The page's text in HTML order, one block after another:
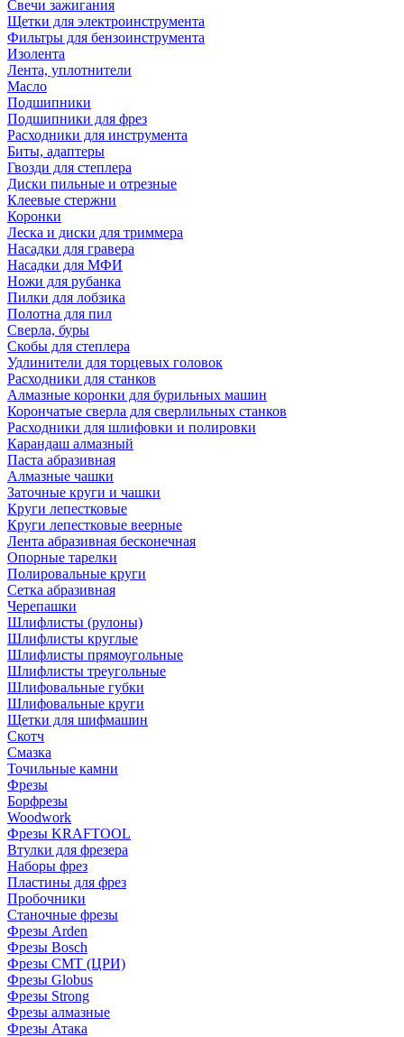
Свечи зажигания
Щетки для электроинструмента
Фильтры для бензоинструмента
Изолента
Лента, уплотнители
Масло
Подшипники
Подшипники для фрез
Расходники для инструмента
Биты, адаптеры
Гвозди для степлера
Диски пильные и отрезные
Клеевые стержни
Коронки
Леска и диски для триммера
Насадки для гравера
Насадки для МФИ
Ножи для рубанка
Пилки для лобзика
Полотна для пил
Сверла, буры
Скобы для степлера
Удлинители для торцевых головок
Расходники для станков
Алмазные коронки для бурильных машин
Корончатые сверла для сверлильных станков
Расходники для шлифовки и полировки
Карандаш алмазный
Паста абразивная
Алмазные чашки
Заточные круги и чашки
Круги лепестковые
Круги лепестковые веерные
Лента абразивная бесконечная
Опорные тарелки
Полировальные круги
Сетка абразивная
Черепашки
Шлифлисты (рулоны)
Шлифлисты круглые
Шлифлисты прямоугольные
Шлифлисты треугольные
Шлифовальные губки
Шлифовальные круги
Щетки для шифмашин
Скотч
Смазка
Точильные камни
Фрезы
Борфрезы
Woodwork
Фрезы KRAFTOOL
Втулки для фрезера
Наборы фрез
Пластины для фрез
Пробочники
Станочные фрезы
Фрезы Arden
Фрезы Bosch
Фрезы CMT (ЦРИ)
Фрезы Globus
Фрезы Strong
Фрезы алмазные
Фрезы Атака